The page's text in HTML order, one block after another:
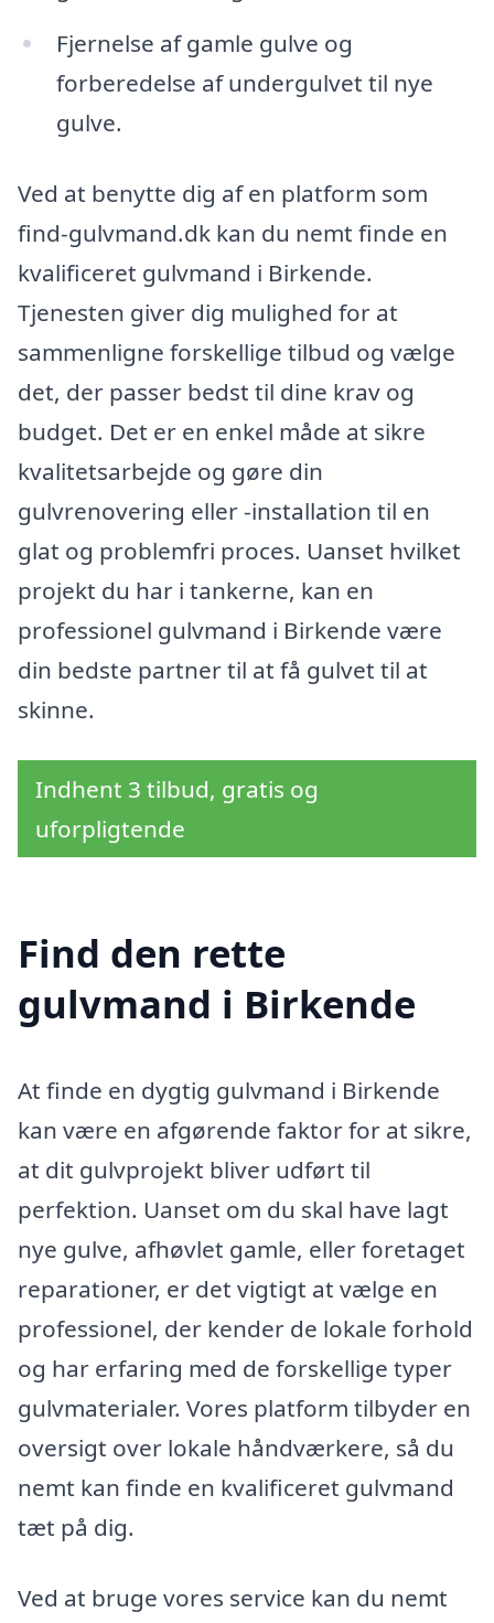
Fjernelse af gamle gulve og
forberedelse af undergulvet til nye
gulve.
Ved at benytte dig af en platform som
find-gulvmand.dk kan du nemt finde en
kvalificeret gulvmand i Birkende.
Tjenesten giver dig mulighed for at
sammenligne forskellige tilbud og vælge
det, der passer bedst til dine krav og
budget. Det er en enkel måde at sikre
kvalitetsarbejde og gøre din
gulvrenovering eller -installation til en
glat og problemfri proces. Uanset hvilket
projekt du har i tankerne, kan en
professionel gulvmand i Birkende være
din bedste partner til at få gulvet til at
skinne.
Indhent 3 tilbud, gratis og
uforpligtende
Find den rette
gulvmand i Birkende
At finde en dygtig gulvmand i Birkende
kan være en afgørende faktor for at sikre,
at dit gulvprojekt bliver udført til
perfektion. Uanset om du skal have lagt
nye gulve, afhøvlet gamle, eller foretaget
reparationer, er det vigtigt at vælge en
professionel, der kender de lokale forhold
og har erfaring med de forskellige typer
gulvmaterialer. Vores platform tilbyder en
oversigt over lokale håndværkere, så du
nemt kan finde en kvalificeret gulvmand
tæt på dig.
Ved at bruge vores service kan du nemt